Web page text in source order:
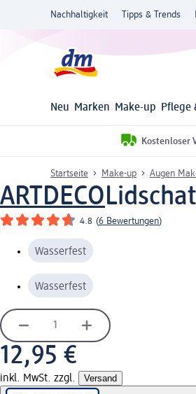
Nachhaltigkeit Tipps & Trends
Neu Marken Make-up Pflege
Kostenloser
Startseite Make-up Augen
ARTDECO
4.8 (6 Bewertungen)
Wasserfest
Wasserfest
12,95 €
inkl. MwSt. zzgl. Versand